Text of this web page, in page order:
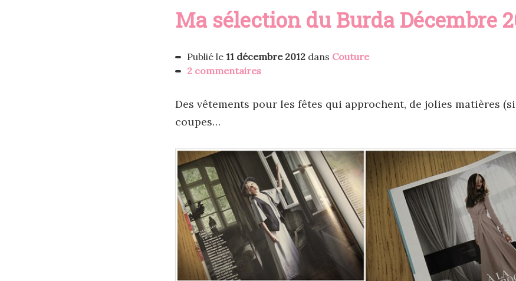
Ma sélection du Burda Décembre
Publié le 11 décembre 2012 dans Couture
2 commentaires
Des vêtements pour les fêtes qui approchent, de jolies matières
coupes…